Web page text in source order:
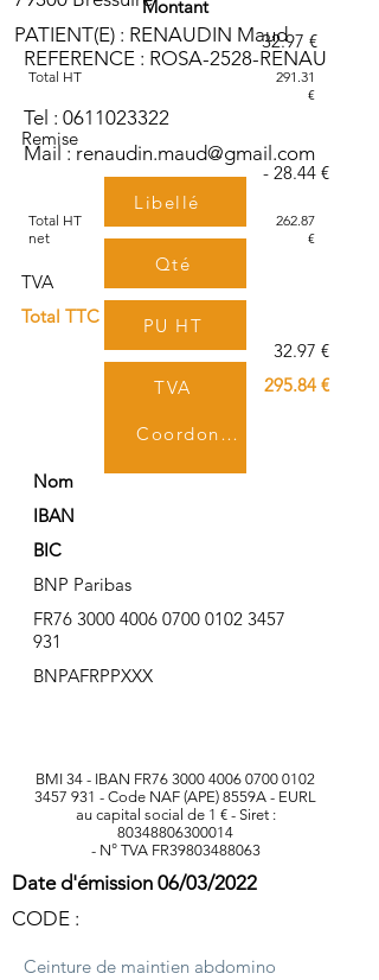
PATIENT(E) : RENAUDIN Maud
REFERENCE : ROSA-2528-RENAU
Tel : 0611023322
Mail : renaudin.maud@gmail.com
Libellé
Qté
PU HT
TVA
Montant
32.97 €
Total HT
291.31
€
Remise
- 28.44 €
Total HT
net
262.87
€
TVA
Total TTC
32.97 €
295.84 €
Coordonnées bancaires
Nom
IBAN
BIC
BNP Paribas
FR76 3000 4006 0700 0102 3457
931
BNPAFRPPXXX
BMI 34 - IBAN FR76 3000 4006 0700 0102
3457 931 - Code NAF (APE) 8559A - EURL
au capital social de 1 € - Siret :
80348806300014
- N° TVA FR39803488063
Date d'émission 06/03/2022
CODE :
Ceinture de maintien abdomino